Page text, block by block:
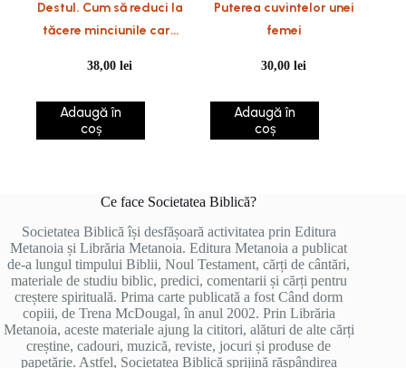
Destul. Cum să reduci la
tăcere minciunile care
38,00lei
Adaugă în
coș
Puterea cuvintelor unei
femei
30,00lei
Adaugă în
coș
Ce face Societatea Biblică?
Societatea Biblică își desfășoară activitatea prin Editura
Metanoia și Librăria Metanoia. Editura Metanoia a publicat
de-a lungul timpului Biblii, Noul Testament, cărți de cântări,
materiale de studiu biblic, predici, comentarii și cărți pentru
creștere spirituală. Prima carte publicată a fost Când dorm
copiii, de Trena McDougal, în anul 2002. Prin Librăria
Metanoia, aceste materiale ajung la cititori, alături de alte cărți
creștine, cadouri, muzică, reviste, jocuri și produse de
papetărie. Astfel, Societatea Biblică sprijină răspândirea